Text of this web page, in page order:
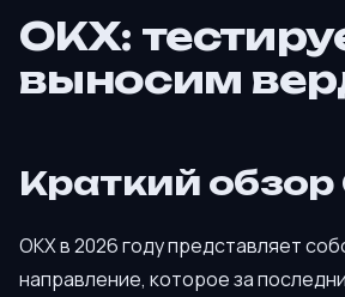
OKX:
выносим
Краткий обзор
OKX в 2026 году представляет
направление, которое за